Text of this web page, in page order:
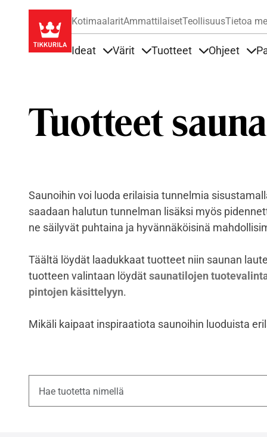
KotimaalaritAmmattilaisetTeollisuusTietoa
Ideat Värit Tuotteet Ohjeet
Tuotteet
Saunoihin voi luoda erilaisia tunnelmia
saadaan halutun tunnelman lisäksi myös
ne säilyvät puhtaina ja hyvännäköisinä
Täältä löydät laadukkaat tuotteet niin saunan
tuotteen valintaan löydätsaunatilojen
pintojen käsittelyyn.
Mikäli kaipaat inspiraatiota saunoihin luoduista